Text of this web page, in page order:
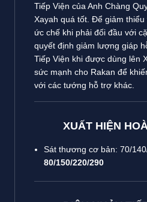
Tiếp Viện của Anh Chàng
Xayah quá tốt. Để giảm
ức chế khi phải đối đầu với
quyết định giảm lượng giáp
Tiếp Viện khi được dùng lên
sức mạnh cho Rakan để
với các tướng hỗ trợ khác.
XUẤT HIỆN
Sát thương cơ bản: 70/
80/150/220/290